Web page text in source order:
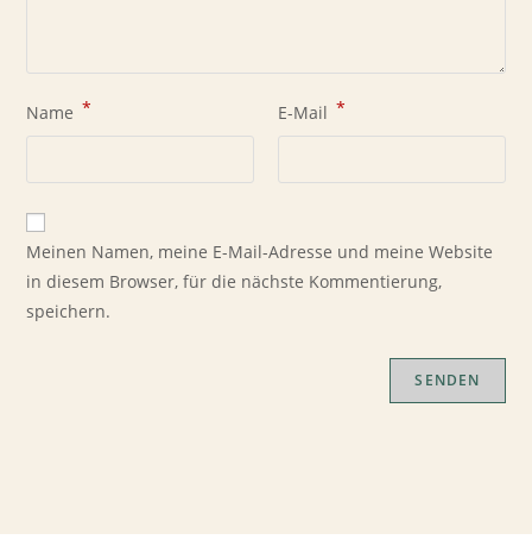
Name * E-Mail *
Meinen Namen, meine E-Mail-Adresse und meine Website
in diesem Browser, für die nächste Kommentierung,
speichern.